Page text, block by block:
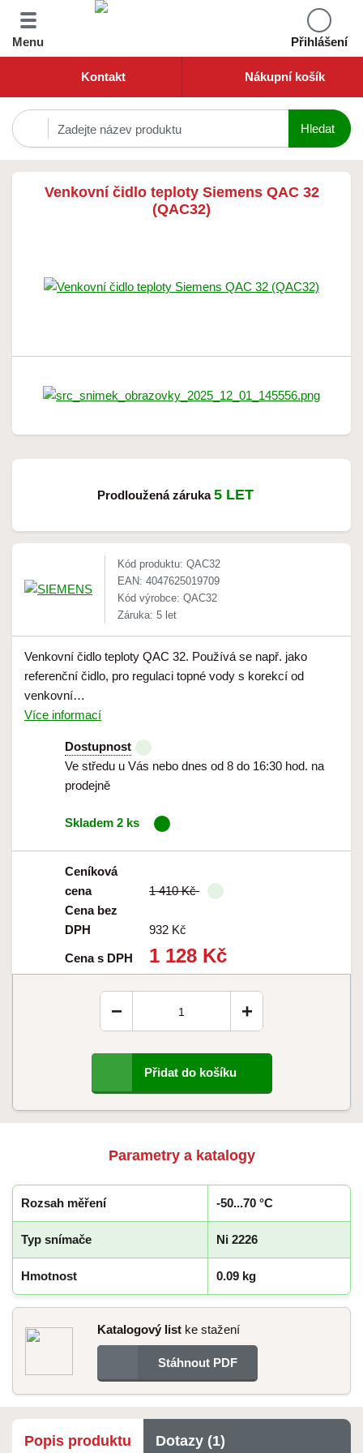
Menu Přihlášení
Kontakt Nákupní košík
Venkovní čidlo teploty Siemens QAC 32
(QAC32)
Prodloužená záruka5 LET
Kód produktu: QAC32
EAN: 4047625019709
Kód výrobce: QAC32
Záruka: 5 let
Venkovní čidlo teploty QAC 32. Používá se např. jako
referenční čidlo, pro regulaci topné vody s korekcí od
venkovní…
Více informací
Dostupnost
Ve středu u Vás nebo dnes od 8 do 16:30 hod. na
prodejně
Skladem 2 ks
Ceníková
cena
1 410 Kč
Cena bez
DPH
932 Kč
Cena s DPH 1 128 Kč
+
−
Přidat do košíku
Parametry a katalogy
Rozsah měření -50...70 °C
Typ snímače Ni 2226
Hmotnost 0.09 kg
Katalogový list ke stažení
Stáhnout PDF
Popis produktu Dotazy (1)